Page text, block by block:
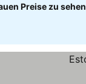
Preise zu sehen